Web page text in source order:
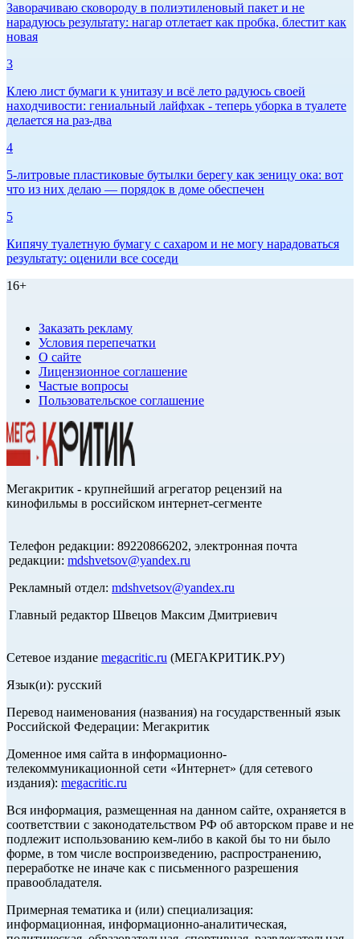
Заворачиваю сковороду в полиэтиленовый пакет и не
нарадуюсь результату: нагар отлетает как пробка, блестит как
новая
3
Клею лист бумаги к унитазу и всё лето радуюсь своей
находчивости: гениальный лайфхак - теперь уборка в туалете
делается на раз-два
4
5-литровые пластиковые бутылки берегу как зеницу ока: вот
что из них делаю — порядок в доме обеспечен
5
Кипячу туалетную бумагу с сахаром и не могу нарадоваться
результату: оценили все соседи
16+
Заказать рекламу
Условия перепечатки
О сайте
Лицензионное соглашение
Частые вопросы
Пользовательское соглашение
Мегакритик - крупнейший агрегатор рецензий на
кинофильмы в российском интернет-сегменте
Телефон редакции: 89220866202, электронная почта
редакции: mdshvetsov@yandex.ru
Рекламный отдел: mdshvetsov@yandex.ru
Главный редактор Швецов Максим Дмитриевич
Сетевое издание megacritic.ru (МЕГАКРИТИК.РУ)
Язык(и): русский
Перевод наименования (названия) на государственный язык
Российской Федерации: Мегакритик
Доменное имя сайта в информационно-
телекоммуникационной сети «Интернет» (для сетевого
издания): megacritic.ru
Вся информация, размещенная на данном сайте, охраняется в
соответствии с законодательством РФ об авторском праве и не
подлежит использованию кем-либо в какой бы то ни было
форме, в том числе воспроизведению, распространению,
переработке не иначе как с письменного разрешения
правообладателя.
Примерная тематика и (или) специализация:
информационная, информационно-аналитическая,